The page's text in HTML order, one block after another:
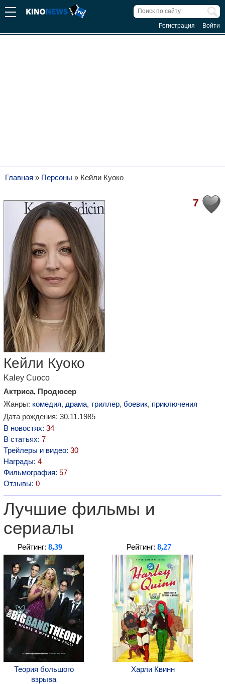
Регистрация Войти
Главная » Персоны » Кейли Куоко
7
Кейли Куоко
Kaley Cuoco
Актриса, Продюсер
Жанры: комедия, драма, триллер, боевик, приключения
Дата рождения: 30.11.1985
В новостях: 34
В статьях: 7
Трейлеры и видео: 30
Награды: 4
Фильмография: 57
Отзывы: 0
Лучшие фильмы и
сериалы
Рейтинг: 8,39
Теория большого
взрыва
Рейтинг: 8,27
Харли Квинн